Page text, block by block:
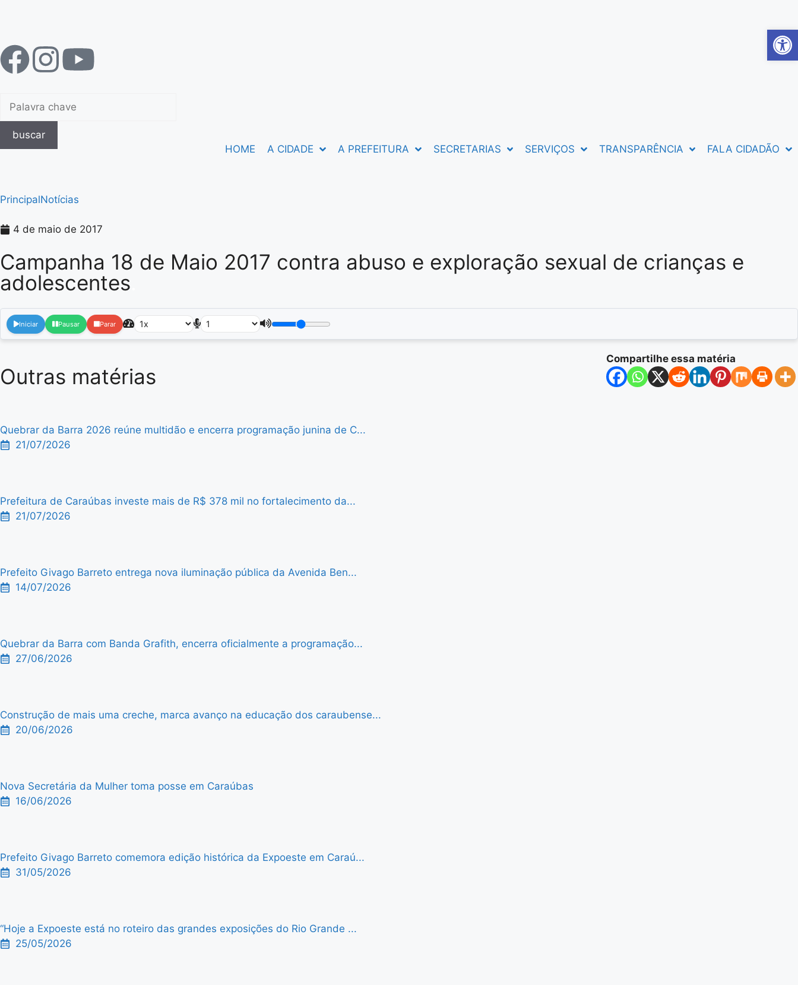
buscar
HOME
A CIDADE A PREFEITURA SECRETARIAS SERVIÇOS TRANSPARÊNCIA FALA CIDADÃO
PrincipalNotícias
4 de maio de 2017
Campanha 18 de Maio 2017 contra abuso e exploração sexual de crianças e
adolescentes
Iniciar Pausar Parar
Compartilhe essa matéria
Outras matérias
Quebrar da Barra 2026 reúne multidão e encerra programação junina de C...
21/07/2026
Prefeitura de Caraúbas investe mais de R$ 378 mil no fortalecimento da...
21/07/2026
Prefeito Givago Barreto entrega nova iluminação pública da Avenida Ben...
14/07/2026
Quebrar da Barra com Banda Grafith, encerra oficialmente a programação...
27/06/2026
Construção de mais uma creche, marca avanço na educação dos caraubense...
20/06/2026
Nova Secretária da Mulher toma posse em Caraúbas
16/06/2026
Prefeito Givago Barreto comemora edição histórica da Expoeste em Caraú...
31/05/2026
“Hoje a Expoeste está no roteiro das grandes exposições do Rio Grande ...
25/05/2026
Abrir